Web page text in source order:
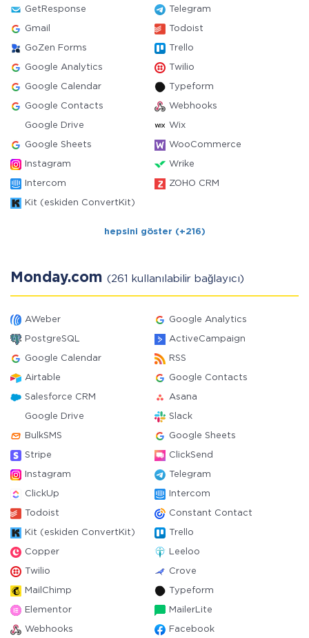
GetResponse Telegram
Gmail Todoist
GoZen Forms Trello
Google Analytics Twilio
Google Calendar Typeform
Google Contacts Webhooks
Google Drive Wix
Google Sheets WooCommerce
Instagram Wrike
Intercom ZOHO CRM
Kit (eskiden ConvertKit)
hepsini göster (+216)
Monday.com (261 kullanılabilir bağlayıcı)
AWeber Google Analytics
PostgreSQL ActiveCampaign
Google Calendar RSS
Airtable Google Contacts
Salesforce CRM Asana
Google Drive Slack
BulkSMS Google Sheets
Stripe ClickSend
Instagram Telegram
ClickUp Intercom
Todoist Constant Contact
Kit (eskiden ConvertKit) Trello
Copper Leeloo
Twilio Crove
MailChimp Typeform
Elementor MailerLite
Webhooks Facebook